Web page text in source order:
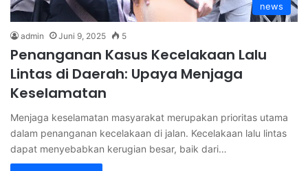
news
admin Juni 9, 2025 5
Penanganan Kasus Kecelakaan Lalu
Lintas di Daerah: Upaya Menjaga
Keselamatan
Menjaga keselamatan masyarakat merupakan prioritas utama
dalam penanganan kecelakaan di jalan. Kecelakaan lalu lintas
dapat menyebabkan kerugian besar, baik dari…